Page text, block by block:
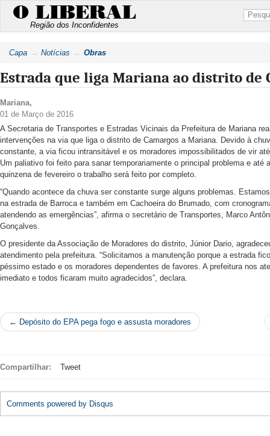
O LIBERAL
Região dos Inconfidentes
Capa Notícias Obras
Estrada que liga Mariana ao distrito de
Mariana,
01 de Março de 2016
A Secretaria de Transportes e Estradas Vicinais da Prefeitura de Mariana
intervenções na via que liga o distrito de Camargos a Mariana. Devido à
constante, a via ficou intransitável e os moradores impossibilitados de vir
Um paliativo foi feito para sanar temporariamente o principal problema e até
quinzena de fevereiro o trabalho será feito por completo.
“Quando acontece da chuva ser constante surge alguns problemas.
na estrada de Barroca e também em Cachoeira do Brumado, com
atendendo as emergências”, afirma o secretário de Transportes, Marco
Gonçalves.
O presidente da Associação de Moradores do distrito, Júnior Dario,
atendimento pela prefeitura. “Solicitamos a manutenção porque a estrada
péssimo estado e os moradores dependentes de favores. A prefeitura nos
imediato e todos ficaram muito agradecidos”, declara.
← Depósito do EPA pega fogo e assusta moradores
Compartilhar: Tweet
Comments powered by Disqus